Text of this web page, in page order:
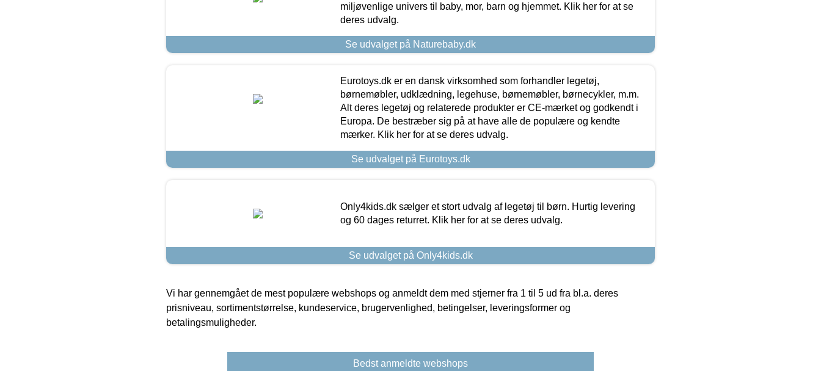
miljøvenlige univers til baby, mor, barn og hjemmet. Klik her for at se
deres udvalg.
Se udvalget på Naturebaby.dk
Eurotoys.dk er en dansk virksomhed som forhandler legetøj,
børnemøbler, udklædning, legehuse, børnemøbler, børnecykler, m.m.
Alt deres legetøj og relaterede produkter er CE-mærket og godkendt i
Europa. De bestræber sig på at have alle de populære og kendte
mærker. Klik her for at se deres udvalg.
Se udvalget på Eurotoys.dk
Only4kids.dk sælger et stort udvalg af legetøj til børn. Hurtig levering
og 60 dages returret. Klik her for at se deres udvalg.
Se udvalget på Only4kids.dk
Vi har gennemgået de mest populære webshops og anmeldt dem med stjerner fra 1 til 5 ud fra bl.a. deres
prisniveau, sortimentstørrelse, kundeservice, brugervenlighed, betingelser, leveringsformer og
betalingsmuligheder.
Bedst anmeldte webshops